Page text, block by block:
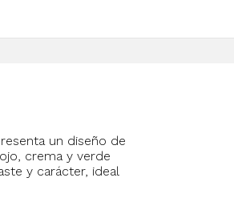
un diseño de
crema y verde
y carácter, ideal